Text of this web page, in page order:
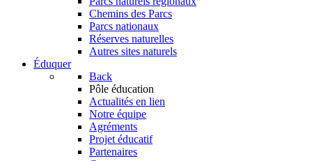
Chemins des Parcs
Parcs nationaux
Réserves naturelles
Autres sites naturels
Éduquer
Back
Pôle éducation
Actualités en lien
Notre équipe
Agréments
Projet éducatif
Partenaires